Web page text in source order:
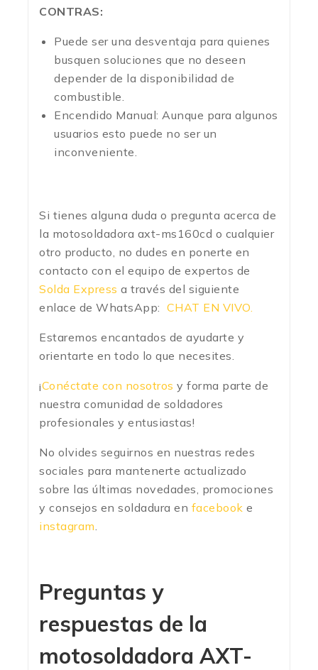
CONTRAS:
Puede ser una desventaja para quienes
busquen soluciones que no deseen
depender de la disponibilidad de
combustible.
Encendido Manual: Aunque para algunos
usuarios esto puede no ser un
inconveniente.
Si tienes alguna duda o pregunta acerca de
la motosoldadora axt-ms160cd o cualquier
otro producto, no dudes en ponerte en
contacto con el equipo de expertos de
Solda Express a través del siguiente
enlace de WhatsApp: CHAT EN VIVO.
Estaremos encantados de ayudarte y
orientarte en todo lo que necesites.
¡Conéctate con nosotros y forma parte de
nuestra comunidad de soldadores
profesionales y entusiastas!
No olvides seguirnos en nuestras redes
sociales para mantenerte actualizado
sobre las últimas novedades, promociones
y consejos en soldadura en facebook e
instagram
Preguntas y
respuestas de la
motosoldadora AXT-